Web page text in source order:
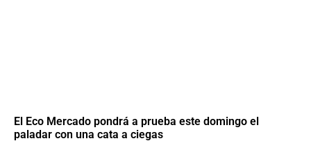
El Eco Mercado pondrá a prueba este domingo el
paladar con una cata a ciegas